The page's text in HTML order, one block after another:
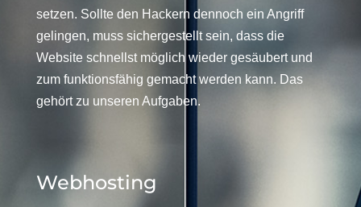
setzen. Sollte den Hackern dennoch ein Angriff
gelingen, muss sichergestellt sein, dass die
Website schnellst möglich wieder gesäubert und
zum funktionsfähig gemacht werden kann. Das
gehört zu unseren Aufgaben.
Webhosting